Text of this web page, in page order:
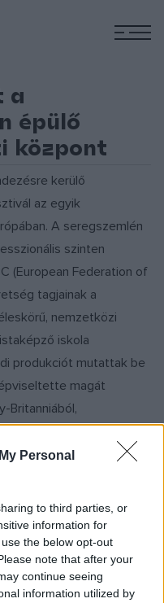
Personal
to third parties, or
information for
the below opt-out
note that after your
continue seeing
information utilized by
a
épülő
központ
kerülő
az egyik
A seregszemlén
szinten
(European Federation of
tagjainak a
nemzetközi
iskola
produkciót mutattak be
magát
Britanniából,
ahonnan két
angol nyelvű
Ádám és
kérdésekre. A